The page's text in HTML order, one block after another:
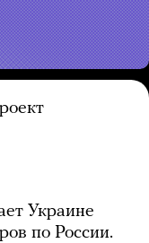
Украине
по России.